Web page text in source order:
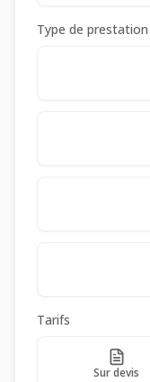
Type de prestation
Tarifs
Sur devis